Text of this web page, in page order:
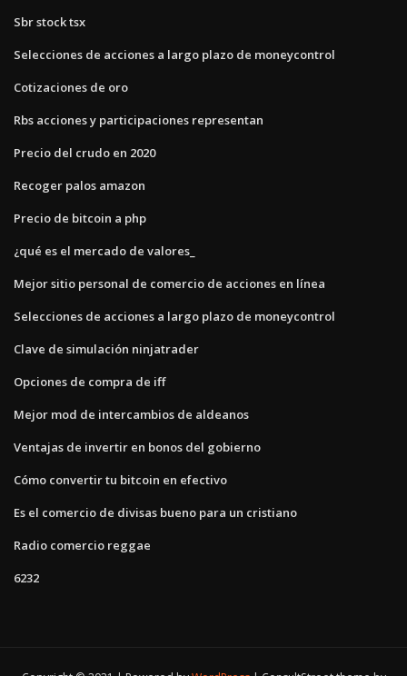
Sbr stock tsx
Selecciones de acciones a largo plazo de moneycontrol
Cotizaciones de oro
Rbs acciones y participaciones representan
Precio del crudo en 2020
Recoger palos amazon
Precio de bitcoin a php
¿qué es el mercado de valores_
Mejor sitio personal de comercio de acciones en línea
Selecciones de acciones a largo plazo de moneycontrol
Clave de simulación ninjatrader
Opciones de compra de iff
Mejor mod de intercambios de aldeanos
Ventajas de invertir en bonos del gobierno
Cómo convertir tu bitcoin en efectivo
Es el comercio de divisas bueno para un cristiano
Radio comercio reggae
6232